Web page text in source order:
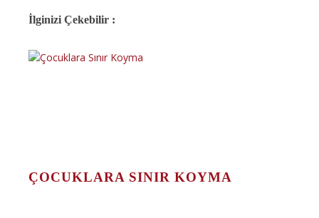
İlginizi Çekebilir :
ÇOCUKLARA SINIR KOYMA